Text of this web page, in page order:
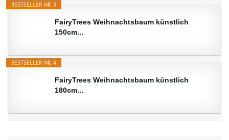
BESTSELLER NR. 3
FairyTrees Weihnachtsbaum künstlich
150cm...
BESTSELLER NR. 4
FairyTrees Weihnachtsbaum künstlich
180cm...